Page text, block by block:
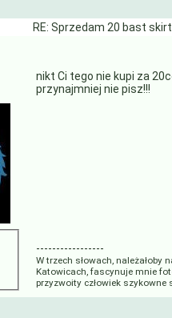
RE: Sprzedam 20 bast
nikt Ci tego nie kupi za
przynajmniej nie pisz!!!
-----------------
W trzech słowach, należałoby
Katowicach, fascynuje mnie
przyzwoity człowiek szykowne